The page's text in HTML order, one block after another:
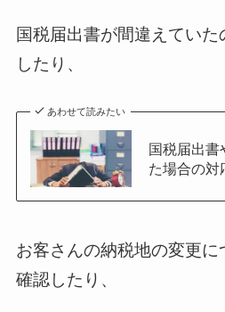
国税届出書が間違えてい
したり、
あわせて読みたい
国税届出書
た場合の対
お客さんの納税地の変更に
確認したり、